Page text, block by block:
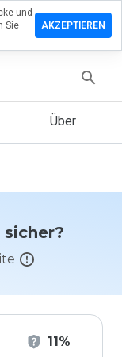
Über
11%
und
Sie
AKZEPTIEREN